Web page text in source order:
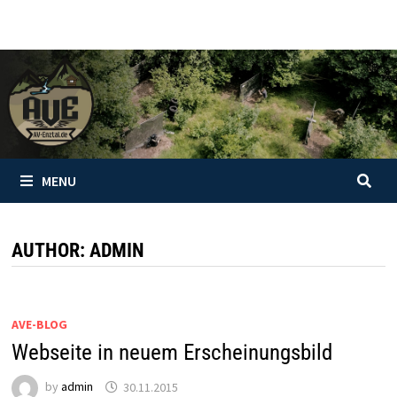
content
MENU
AUTHOR: ADMIN
AVE-BLOG
Webseite in neuem Erscheinungsbild
by admin 30.11.2015